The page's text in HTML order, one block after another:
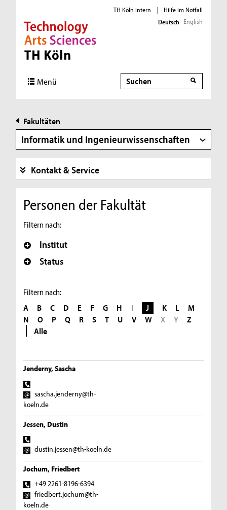
Direkt zur Hauptnavigation
Direkt zur Subnavigation
Direkt zum Inhalt
Direkt zum Fußbereich
TH Köln intern |
Hilfe im Notfall
Deutsch English
Menü Suche
Suche
Fakultäten
Informatik und Ingenieurwissenschaften
Kontakt & Service
Personen der Fakultät
Filtern nach:
Institut
Status
Filtern nach:
A B C D E F G H I J K L
M
N
O P Q R S T U V W X Y
Z
Alle
Jenderny, Sascha
sascha.jenderny@th-
koeln.de
Jessen, Dustin
dustin.jessen@th-koeln.de
Jochum, Friedbert
+49 2261-8196-6394
friedbert.jochum@th-
koeln.de